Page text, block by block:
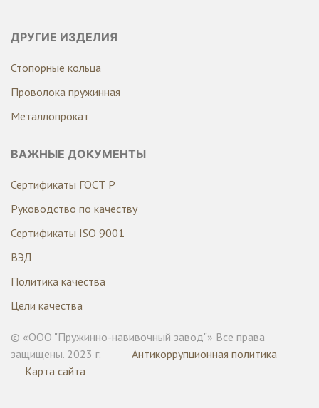
ДРУГИЕ ИЗДЕЛИЯ
Стопорные кольца
Проволока пружинная
Металлопрокат
ВАЖНЫЕ ДОКУМЕНТЫ
Сертификаты ГОСТ Р
Руководство по качеству
Сертификаты ISO 9001
ВЭД
Политика качества
Цели качества
© «ООО "Пружинно-навивочный завод"» Все права
защищены. 2023 г.
Антикоррупционная политика
Карта сайта